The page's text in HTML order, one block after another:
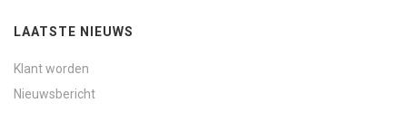
LAATSTE NIEUWS
Klant worden
Nieuwsbericht